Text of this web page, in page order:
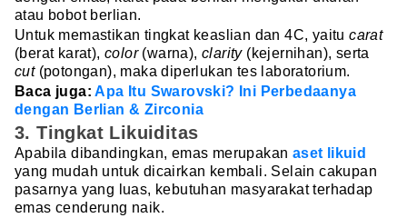
atau bobot berlian.
Untuk memastikan tingkat keaslian dan 4C, yaitucarat
(berat karat), color(warna), clarity (kejernihan), serta
cut (potongan), maka diperlukan tes laboratorium.
Baca juga:Apa Itu Swarovski? Ini Perbedaanya
dengan Berlian & Zirconia
3. Tingkat Likuiditas
Apabila dibandingkan, emas merupakan aset likuid
yang mudah untuk dicairkan kembali. Selain cakupan
pasarnya yang luas, kebutuhan masyarakat terhadap
emas cenderung naik.